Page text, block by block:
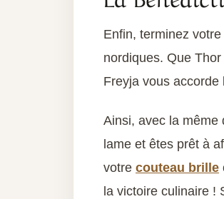
Enfin, terminez
nordiques. Que
Freyja vous
Ainsi, avec la même
lame et êtes prêt à
votre couteau brille
la victoire culinaire !